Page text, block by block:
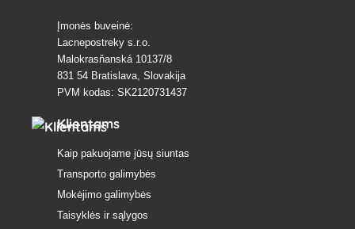
Įmonės buveinė:
Lacnepostreky s.r.o.
Malokrasňanská 10137/8
831 54 Bratislava, Slovakija
PVM kodas: SK2120731437
Klientams
Kaip pakuojame jūsų siuntas
Transporto galimybės
Mokėjimo galimybės
Taisyklės ir sąlygos